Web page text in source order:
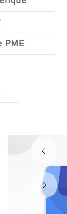
PME